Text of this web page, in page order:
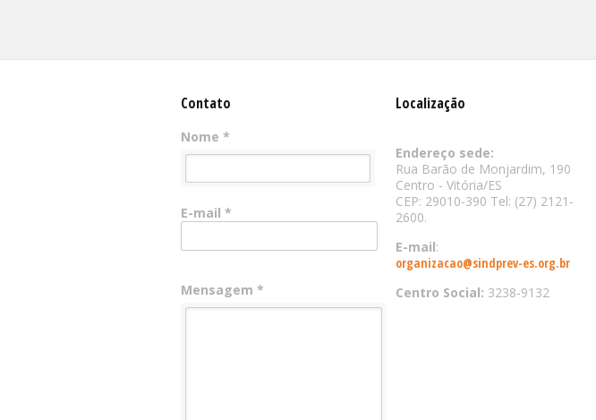
Contato
Nome *
E-mail *
Mensagem *
Localização
Endereço sede:
Rua Barão de Monjardim, 190
Centro - Vitória/ES
CEP: 29010-390 Tel: (27) 2121-
2600.
E-mail:
organizacao@sindprev-es.org.br
Centro Social: 3238-9132